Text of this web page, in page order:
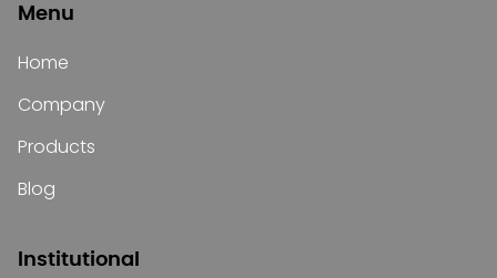
Menu
Home
Company
Products
Blog
Institutional